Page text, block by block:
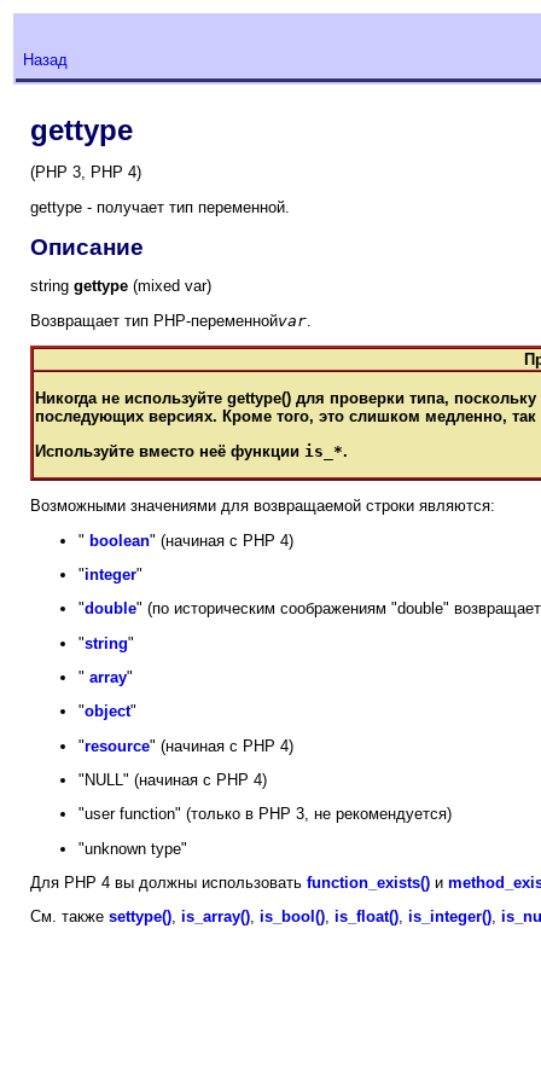
Назад
gettype
(PHP 3, PHP 4)
gettype - получает тип переменной.
Описание
string gettype (mixed var)
Возвращает тип РНР-переменнойvar
Никогда не используйте gettype() для проверки типа,
последующих версиях. Кроме того, это слишком медленно, так
Используйте вместо неё функции is_*.
Возможными значениями для возвращаемой строки являются:
" boolean" (начиная с PHP 4)
"integer"
"double" (по историческим соображениям "double"
"string"
" array"
"object"
"resource" (начиная с PHP 4)
"NULL" (начиная с PHP 4)
"user function" (только в PHP 3, не рекомендуется)
"unknown type"
Для PHP 4 вы должны использовать function_exists() и
См. также settype(), is_array(), is_bool(), is_float(), is_integer(),